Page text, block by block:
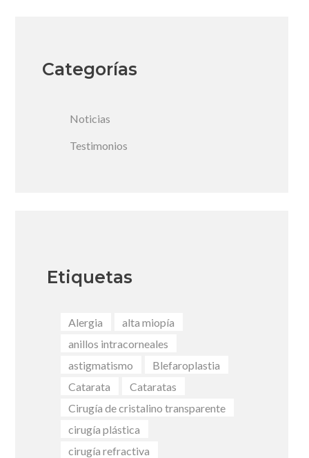
Categorías
Noticias
Testimonios
Etiquetas
Alergia
alta miopía
anillos intracorneales
astigmatismo
Blefaroplastia
Catarata
Cataratas
Cirugía de cristalino transparente
cirugía plástica
cirugía refractiva